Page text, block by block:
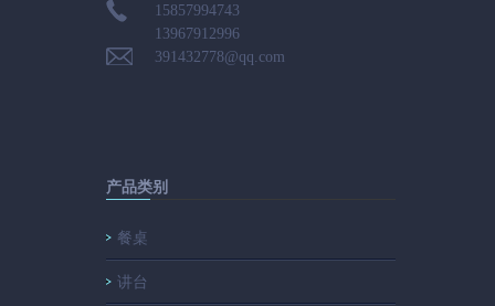
15857994743
13967912996
391432778@qq.com
产品类别
餐桌
讲台